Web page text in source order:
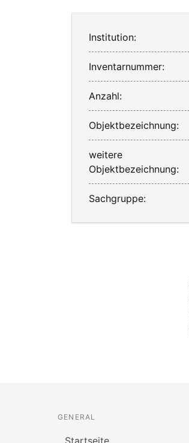
Institution:
Inventarnummer:
Anzahl:
Objektbezeichnung:
weitere
Objektbezeichnung:
Sachgruppe:
GENERAL
Startseite